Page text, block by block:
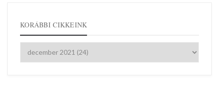
KORÁBBI CIKKEINK